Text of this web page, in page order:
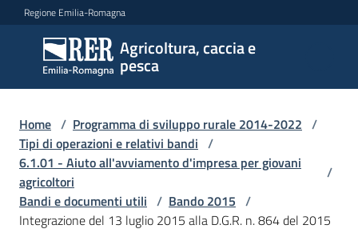
Vai al contenuto
Vai alla navigazione
Vai al footer
Regione Emilia-Romagna
Agricoltura, caccia e
pesca
Agricoltura,
caccia e
pesca
Argomenti
Novità
Home / Programma di sviluppo rurale 2014-2022 /
Tipi di operazioni e relativi bandi /
6.1.01 - Aiuto all'avviamento d'impresa per giovani
agricoltori
/
Bandi e documenti utili / Bando 2015 /
Integrazione del 13 luglio 2015 alla D.G.R. n. 864 del 2015